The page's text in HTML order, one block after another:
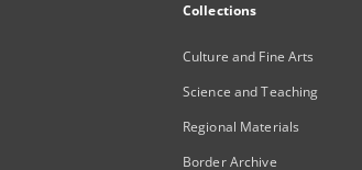
Collections
Culture and Fine Arts
Science and Teaching
Regional Materials
Border Archive